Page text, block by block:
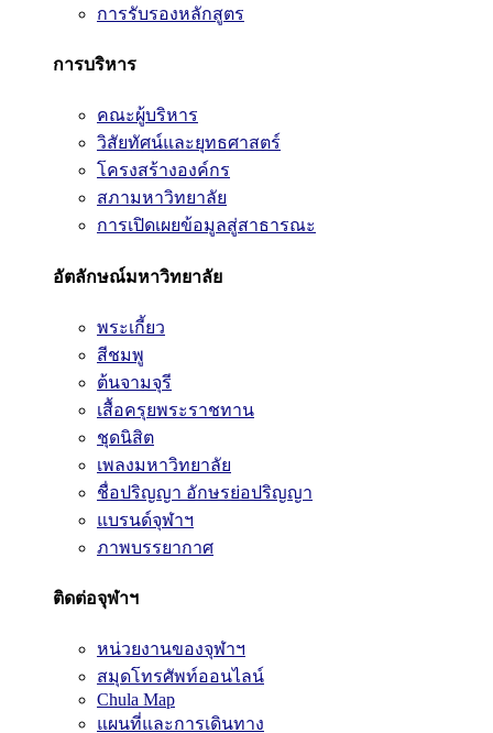
การรับรองหลักสูตร
การบริหาร
คณะผู้บริหาร
วิสัยทัศน์และยุทธศาสตร์
โครงสร้างองค์กร
สภามหาวิทยาลัย
การเปิดเผยข้อมูลสู่สาธารณะ
อัตลักษณ์มหาวิทยาลัย
พระเกี้ยว
สีชมพู
ต้นจามจุรี
เสื้อครุยพระราชทาน
ชุดนิสิต
เพลงมหาวิทยาลัย
ชื่อปริญญา อักษรย่อปริญญา
แบรนด์จุฬาฯ
ภาพบรรยากาศ
ติดต่อจุฬาฯ
หน่วยงานของจุฬาฯ
สมุดโทรศัพท์ออนไลน์
Chula Map
แผนที่และการเดินทาง